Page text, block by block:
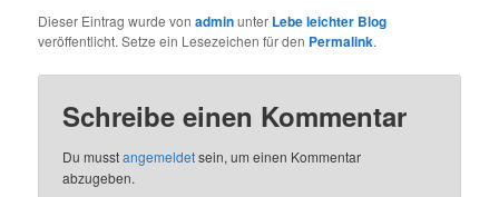
Dieser Eintrag wurde vonadminunter Lebe leichter Blog
veröffentlicht. Setze ein Lesezeichen für den Permalink.
Schreibe einen Kommentar
Du musstangemeldetsein, um einen Kommentar
abzugeben.